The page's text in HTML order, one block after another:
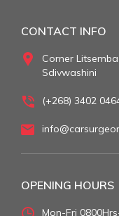
CONTACT INFO
Corner
Sdivwashini
(+268) 3402
OPENING HOURS
Mon-Fri